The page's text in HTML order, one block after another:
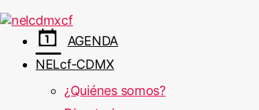
AGENDA
NELcf-CDMX
¿Quiénes somos?